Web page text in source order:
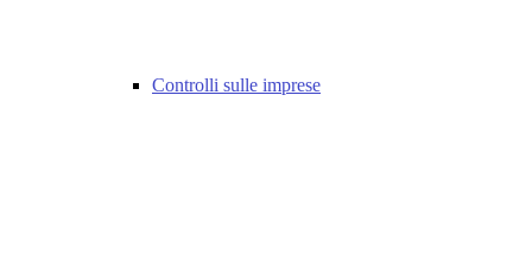
Controlli sulle imprese